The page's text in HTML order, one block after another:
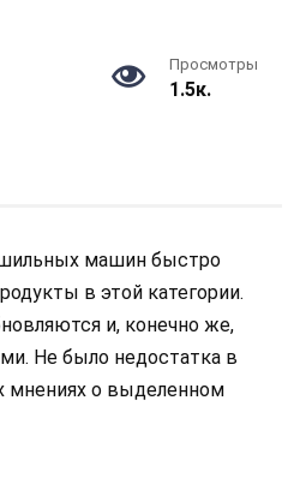
Просмотры
1.5к.
машин быстро
в этой категории.
и, конечно же,
Не было недостатка в
мнениях о выделенном